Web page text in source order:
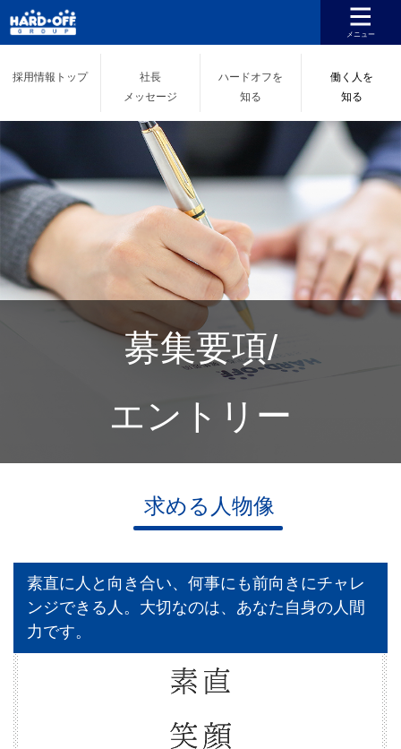
採用情報 トップ
社長
メッセージ
ハードオフを
知る
働く人を
知る
募集要項/
エントリー
求める人物像
素直に人と向き合い、何事にも前向きにチャレ
ンジできる人。大切なのは、あなた自身の人間
力です。